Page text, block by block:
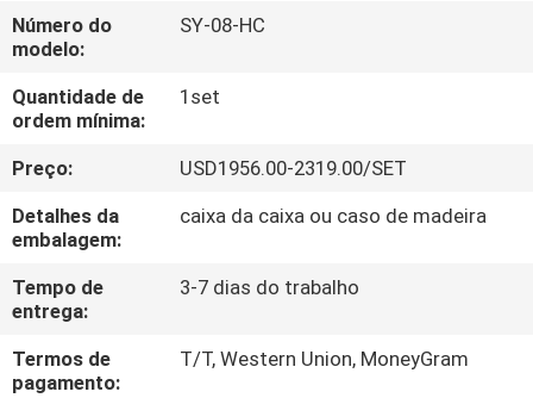
EXCURSÃO
DA
FÁBRICA
CONTROLE
DA
QUALIDADE
CONTACTE-
NOS
Número do
modelo:
SY-08-HC
Quantidade de
ordem mínima:
1set
Preço:
USD1956.00-2319.00/SET
Detalhes da
embalagem:
caixa da caixa ou caso de madeira
Tempo de
entrega:
3-7 dias do trabalho
Termos de
pagamento:
T/T, Western Union, MoneyGram